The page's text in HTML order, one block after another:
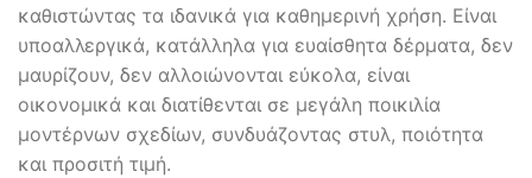
καθιστώντας τα ιδανικά για καθημερινή χρήση. Είναι
υποαλλεργικά, κατάλληλα για ευαίσθητα δέρματα, δεν
μαυρίζουν, δεν αλλοιώνονται εύκολα, είναι
οικονομικά και διατίθενται σε μεγάλη ποικιλία
μοντέρνων σχεδίων, συνδυάζοντας στυλ, ποιότητα
και προσιτή τιμή.